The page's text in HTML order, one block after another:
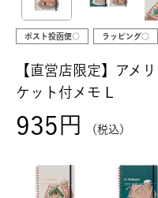
ポスト投函便○ ラッピング○
【直営店限定】アメ
ケット付メモ L
935 税込